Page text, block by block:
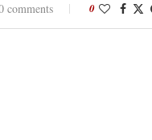
comments 0